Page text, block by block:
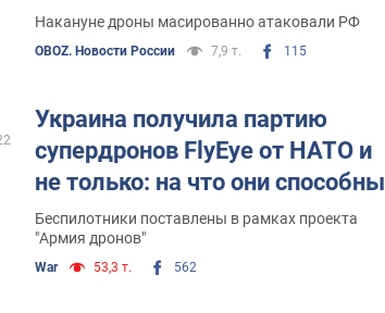
БПЛА
Накануне дроны масированно атаковали РФ
OBOZ. Новости России 7,9 т. 115
Украина получила партию
супердронов FlyEye от НАТО и
не только: на что они способны
Беспилотники поставлены в рамках проекта
"Армия дронов"
War 53,3 т. 562